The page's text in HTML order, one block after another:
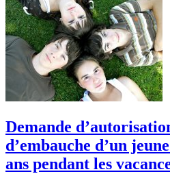
Demande
d’embauche d’un
ans pendant les